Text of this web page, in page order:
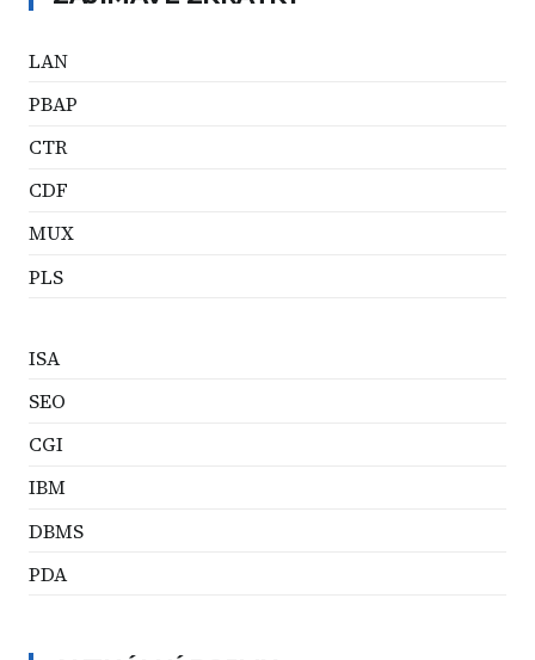
LAN
PBAP
CTR
CDF
MUX
PLS
ISA
SEO
CGI
IBM
DBMS
PDA